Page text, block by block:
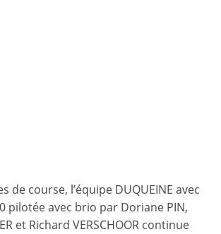
de course, l’équipe DUQUEINE avec
pilotée avec brio par Doriane PIN,
et Richard VERSCHOOR continue